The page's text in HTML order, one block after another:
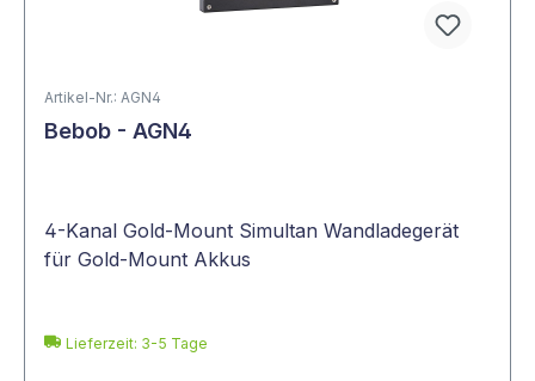
Artikel-Nr.: AGN4
Bebob - AGN4
4-Kanal Gold-Mount Simultan Wandladegerät
für Gold-Mount Akkus
Lieferzeit: 3-5 Tage